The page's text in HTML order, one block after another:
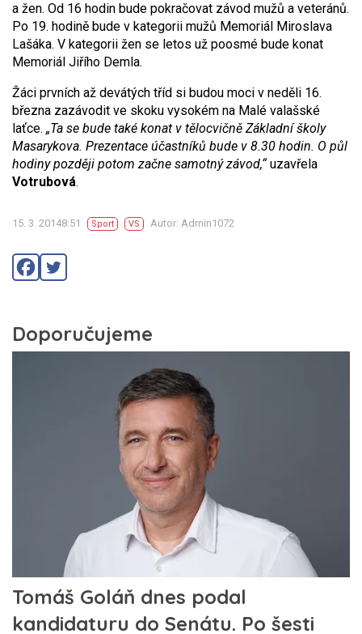
a žen. Od 16 hodin bude pokračovat závod mužů a veteránů.
Po 19. hodině bude v kategorii mužů Memoriál Miroslava
Lašáka. V kategorii žen se letos už poosmé bude konat
Memoriál Jiřího Demla.
Žáci prvních až devátých tříd si budou moci v neděli 16.
března zazávodit ve skoku vysokém na Malé valašské
laťce. „Ta se bude také konat v tělocvičně Základní školy
Masarykova. Prezentace účastníků bude v 8.30 hodin. O půl
hodiny později potom začne samotný závod,“uzavřela
Votrubová.
15. 3. 20148:51 Sport VS Autor: Admin1072